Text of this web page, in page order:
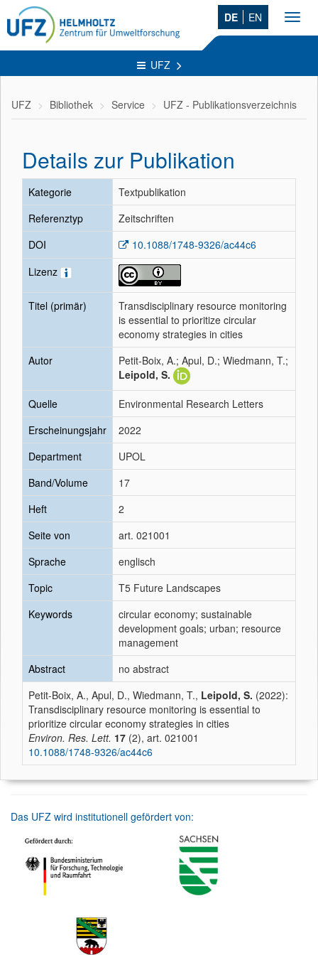
DE EN
UFZ
UFZ Bibliothek Service UFZ - Publikationsverzeichnis
Details zur Publikation
Kategorie
Textpublikation
Referenztyp
Zeitschriften
DOI
10.1088/1748-9326/ac44c6
Lizenz
Titel (primär)
Transdisciplinary resource monitoring
is essential to prioritize circular
economy strategies in cities
Autor
Petit-Boix, A.; Apul, D.; Wiedmann, T.;
Leipold, S.
Quelle
Environmental Research Letters
Erscheinungsjahr
2022
Department
UPOL
Band/Volume
17
Heft
2
Seite von
art. 021001
Sprache
englisch
Topic
T5 Future Landscapes
Keywords
circular economy; sustainable
development goals; urban; resource
management
Abstract
no abstract
Petit-Boix, A., Apul, D., Wiedmann, T., Leipold, S. (2022):
Transdisciplinary resource monitoring is essential to
prioritize circular economy strategies in cities
Environ. Res. Lett. 17 (2), art. 021001
10.1088/1748-9326/ac44c6
Das UFZ wird institutionell gefördert von: